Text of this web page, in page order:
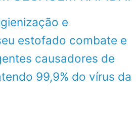
e
estofado combate e
causadores de
99,9% do vírus da